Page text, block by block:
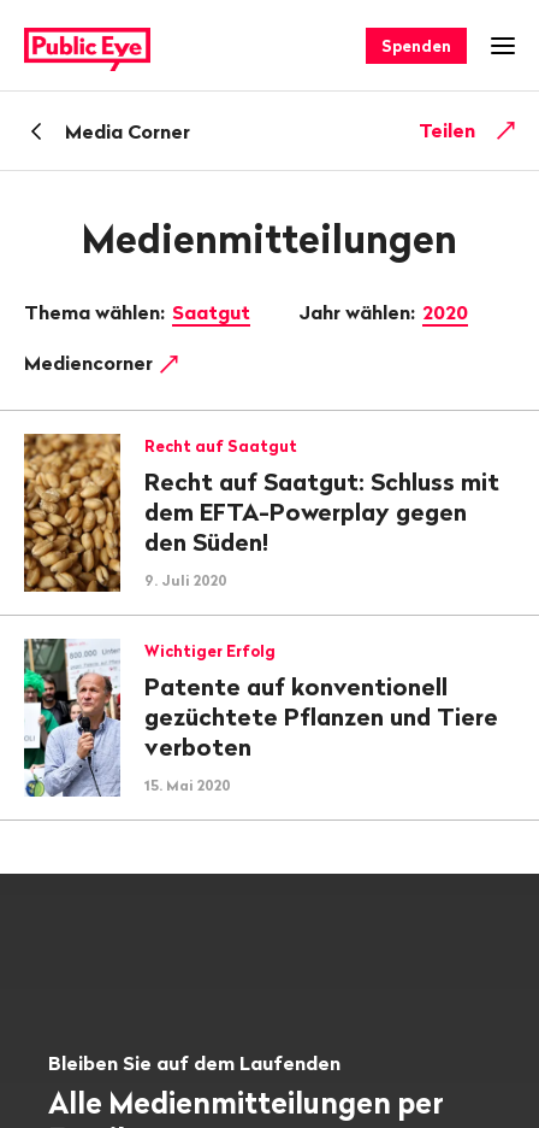
auf
publiceye.ch
Spenden
ZurückMedia Corner Teilen
Medienmitteilungen
Thema wählen: Saatgut Jahr wählen: 2020
Mediencorner
Recht auf Saatgut
Recht auf Saatgut: Schluss mit
dem EFTA-Powerplay gegen
den Süden!
9. Juli 2020
Wichtiger Erfolg
Patente auf konventionell
gezüchtete Pflanzen und Tiere
verboten
15. Mai 2020
Bleiben Sie auf dem Laufenden
Alle Medienmitteilungen per